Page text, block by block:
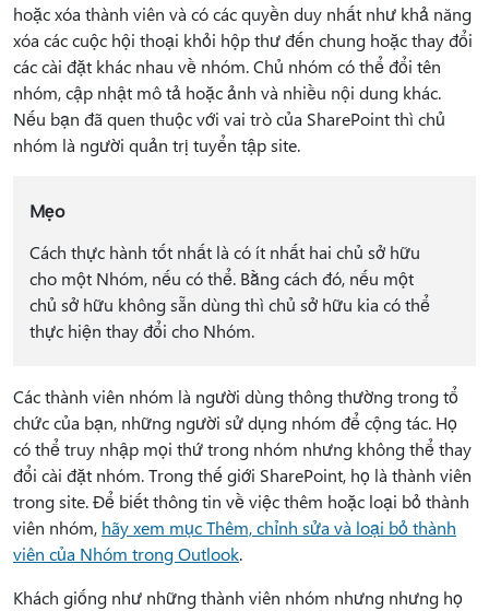
hoặc xóa thành viên và có các quyền duy nhất như khả năng
xóa các cuộc hội thoại khỏi hộp thư đến chung hoặc thay đổi
các cài đặt khác nhau về nhóm. Chủ nhóm có thể đổi tên
nhóm, cập nhật mô tả hoặc ảnh và nhiều nội dung khác.
Nếu bạn đã quen thuộc với vai trò của SharePoint thì chủ
nhóm là người quản trị tuyển tập site.
Mẹo
Cách thực hành tốt nhất là có ít nhất hai chủ sở hữu
cho một Nhóm, nếu có thể. Bằng cách đó, nếu một
chủ sở hữu không sẵn dùng thì chủ sở hữu kia có thể
thực hiện thay đổi cho Nhóm.
Các thành viên nhóm là người dùng thông thường trong tổ
chức của bạn, những người sử dụng nhóm để cộng tác. Họ
có thể truy nhập mọi thứ trong nhóm nhưng không thể thay
đổi cài đặt nhóm. Trong thế giới SharePoint, họ là thành viên
trong site. Để biết thông tin về việc thêm hoặc loại bỏ thành
viên nhóm, hãy xem mục Thêm, chỉnh sửa và loại bỏ thành
viên của Nhóm trong Outlook.
Khách giống như những thành viên nhóm nhưng nhưng họ